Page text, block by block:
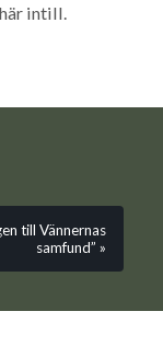
intill.
till Vännernas
samfund” »